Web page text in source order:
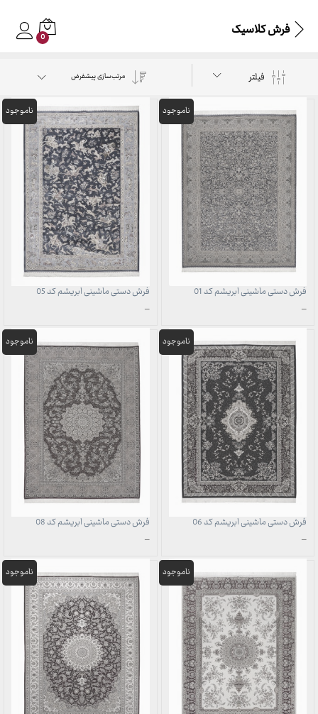
فرش کلاسیک 0
فیلتر مرتب‌سازی پیشفرض
فرش دستی ماشینی ابریشم کد 01
–محدوده
1,707,000 تومان
49,700,000 تومان
فرش دستی ماشینی ابریشم کد 05
–محدوده
1,707,000 تومان
49,700,000 تومان
فرش دستی ماشینی ابریشم کد 06
–محدوده
1,707,000 تومان
49,700,000 تومان
فرش دستی ماشینی ابریشم کد 08
–محدوده
1,707,000 تومان
49,700,000 تومان